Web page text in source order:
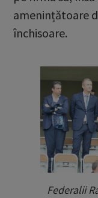
amenințătoare
închisoare.
Federalii